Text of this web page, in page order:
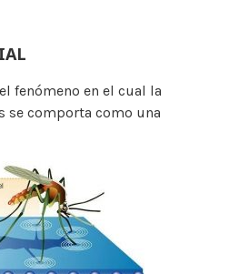
fenómeno en el cual la
comporta como una